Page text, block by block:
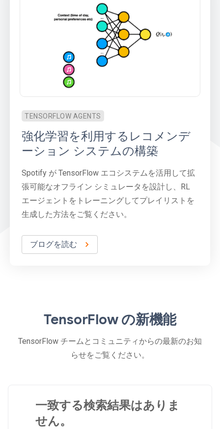
TENSORFLOW AGENTS
強化学習を利用するレコメンデ
ーション システムの構築
Spotify が TensorFlow エコシステムを活用して拡
張可能なオフライン シミュレータを設計し、RL
エージェントをトレーニングしてプレイリストを
生成した方法をご覧ください。
ブログを読む
TensorFlow の新機能
TensorFlow チームとコミュニティからの最新のお知
らせをご覧ください。
一致する検索結果はありま
せん。